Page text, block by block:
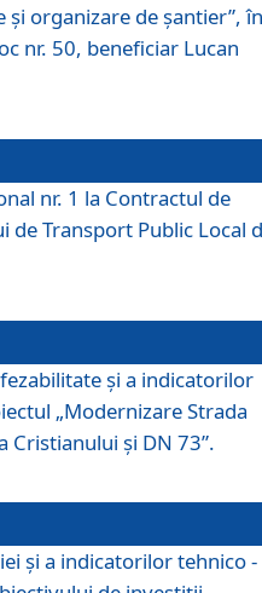
organizare de șantier”, în
nr. 50, beneficiar Lucan
nr. 1 la Contractul de
de Transport Public Local
şi a indicatorilor
„Modernizare Strada
Cristianului și DN 73”.
și a indicatorilor tehnico -